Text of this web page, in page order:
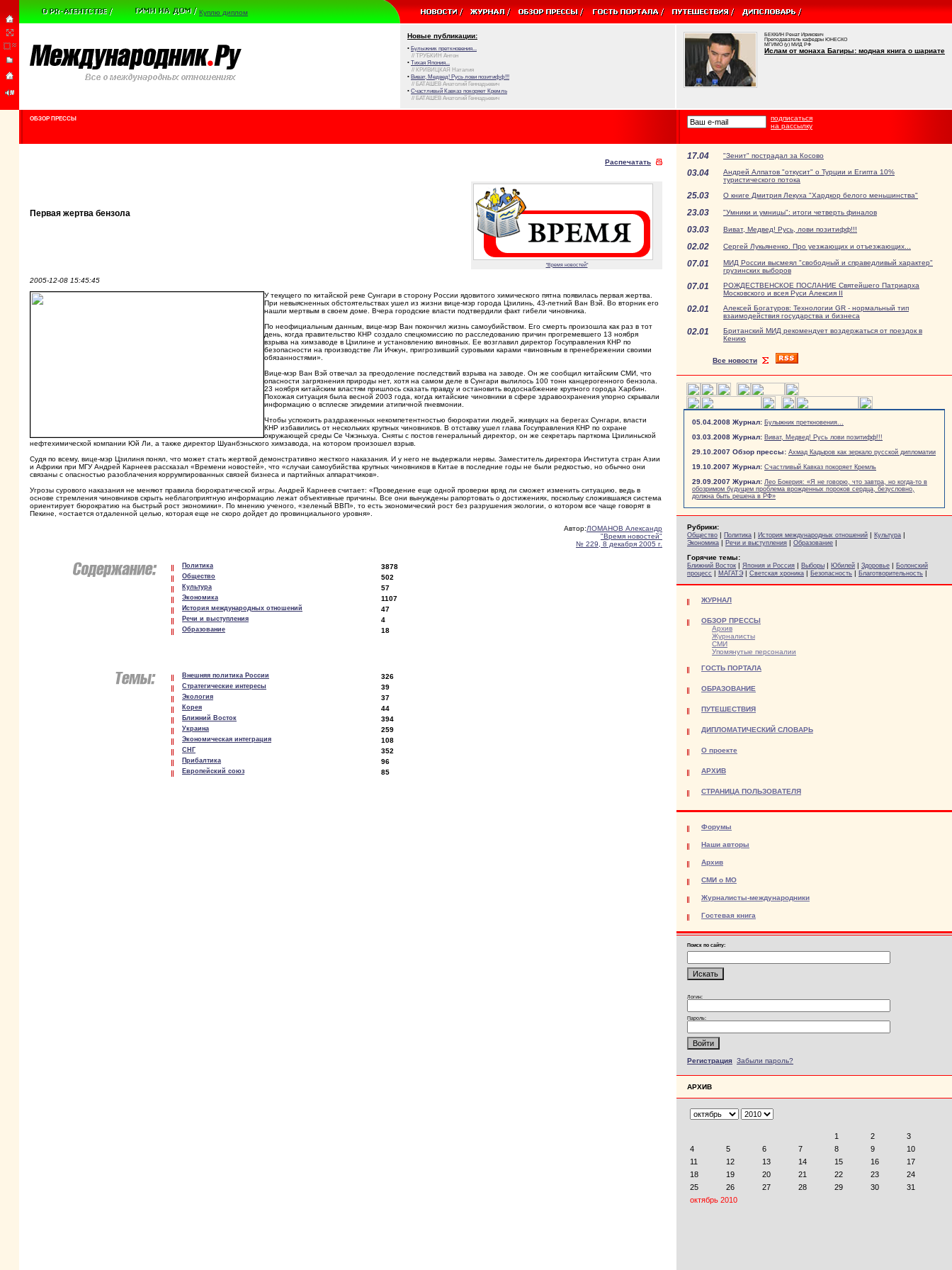
Куплю диплом
Новые публикации:
• Булыжник преткновения...
// ТРУБКИН Антон
• Тихая Япония...
// КРИВИЦКАЯ Наталия
• Виват, Медвед! Русь лови позитифф!!!
// БАТАШЕВ Анатолий Геннадьевич
• Счастливый Кавказ покоряет Кремль
// БАТАШЕВ Анатолий Геннадьевич
БЕККИН Ренат Ирикович
Преподаватель кафедры ЮНЕСКО
МГИМО (у) МИД РФ
Ислам от монаха Багиры: модная книга о шариате
ОБЗОР ПРЕССЫ
подписаться
на рассылку
Распечатать
Первая жертва бензола
"Время новостей"
2005-12-08 15:45:45
У текущего по китайской реке Сунгари в сторону России ядовитого химического пятна появилась первая жертва.
При невыясненных обстоятельствах ушел из жизни вице-мэр города Цзилинь, 43-летний Ван Вэй. Во вторник его
нашли мертвым в своем доме. Вчера городские власти подтвердили факт гибели чиновника.
По неофициальным данным, вице-мэр Ван покончил жизнь самоубийством. Его смерть произошла как раз в тот
день, когда правительство КНР создало спецкомиссию по расследованию причин прогремевшего 13 ноября
взрыва на химзаводе в Цзилине и установлению виновных. Ее возглавил директор Госуправления КНР по
безопасности на производстве Ли Ичжун, пригрозивший суровыми карами «виновным в пренебрежении своими
обязанностями».
Вице-мэр Ван Вэй отвечал за преодоление последствий взрыва на заводе. Он же сообщил китайским СМИ, что
опасности загрязнения природы нет, хотя на самом деле в Сунгари вылилось 100 тонн канцерогенного бензола.
23 ноября китайским властям пришлось сказать правду и остановить водоснабжение крупного города Харбин.
Похожая ситуация была весной 2003 года, когда китайские чиновники в сфере здравоохранения упорно скрывали
информацию о всплеске эпидемии атипичной пневмонии.
Чтобы успокоить раздраженных некомпетентностью бюрократии людей, живущих на берегах Сунгари, власти
КНР избавились от нескольких крупных чиновников. В отставку ушел глава Госуправления КНР по охране
окружающей среды Се Чжэньхуа. Сняты с постов генеральный директор, он же секретарь парткома Цзилиньской
нефтехимической компании Юй Ли, а также директор Шуанбэньского химзавода, на котором произошел взрыв.
Судя по всему, вице-мэр Цзилиня понял, что может стать жертвой демонстративно жесткого наказания. И у него не выдержали нервы. Заместитель директора Института стран Азии
и Африки при МГУ Андрей Карнеев рассказал «Времени новостей», что «случаи самоубийства крупных чиновников в Китае в последние годы не были редкостью, но обычно они
связаны с опасностью разоблачения коррумпированных связей бизнеса и партийных аппаратчиков».
Угрозы сурового наказания не меняют правила бюрократической игры. Андрей Карнеев считает: «Проведение еще одной проверки вряд ли сможет изменить ситуацию, ведь в
основе стремления чиновников скрыть неблагоприятную информацию лежат объективные причины. Все они вынуждены рапортовать о достижениях, поскольку сложившаяся система
ориентирует бюрократию на быстрый рост экономики». По мнению ученого, «зеленый ВВП», то есть экономический рост без разрушения экологии, о котором все чаще говорят в
Пекине, «остается отдаленной целью, которая еще не скоро дойдет до провинциального уровня».
Автор:ЛОМАНОВ Александр
"Время новостей"
№ 229, 8 декабря 2005 г.
Политика 3878
Общество 502
Культура 57
Экономика 1107
История международных отношений 47
Речи и выступления 4
Образование 18
Внешняя политика России 326
Стратегические интересы 39
Экология 37
Корея 44
Ближний Восток 394
Украина 259
Экономическая интеграция 108
СНГ 352
Прибалтика 96
Европейский союз 85
17.04 "Зенит" пострадал за Косово
03.04
Андрей Алпатов "откусит" о Турции и Египта 10%
туристического потока
25.03 О книге Дмитрия Лекуха "Хардкор белого меньшинства"
23.03 "Умники и умницы": итоги четверть финалов
03.03 Виват, Медвед! Русь, лови позитифф!!!
02.02 Сергей Лукьяненко. Про уезжающих и отъезжающих...
07.01
МИД России высмеял "свободный и справедливый характер"
грузинских выборов
07.01
РОЖДЕСТВЕНСКОЕ ПОСЛАНИЕ Святейшего Патриарха
Московского и всея Руси Алексия II
02.01
Алексей Богатуров: Технологии GR - нормальный тип
взаимодействия государства и бизнеса
02.01
Британский МИД рекомендует воздержаться от поездок в
Кению
Все новости
05.04.2008 Журнал: Булыжник преткновения...
03.03.2008 Журнал: Виват, Медвед! Русь лови позитифф!!!
29.10.2007 Обзор прессы: Ахмад Кадыров как зеркало русской дипломатии
19.10.2007 Журнал: Счастливый Кавказ покоряет Кремль
29.09.2007 Журнал: Лео Бокерия: «Я не говорю, что завтра, но когда-то в
обозримом будущем проблема врожденных пороков сердца, безусловно,
должна быть решена в РФ»
Рубрики:
Общество | Политика | История международных отношений | Культура |
Экономика | Речи и выступления | Образование |
Горячие темы:
Ближний Восток | Япония и Россия | Выборы | Юбилей | Здоровье | Болонский
процесс | МАГАТЭ | Светская хроника | Безопасность | Благотворительность |
ЖУРНАЛ
ОБЗОР ПРЕССЫ
Архив
Журналисты
СМИ
Упомянутые персоналии
ГОСТЬ ПОРТАЛА
ОБРАЗОВАНИЕ
ПУТЕШЕСТВИЯ
ДИПЛОМАТИЧЕСКИЙ СЛОВАРЬ
О проекте
АРХИВ
СТРАНИЦА ПОЛЬЗОВАТЕЛЯ
Форумы
Наши авторы
Архив
СМИ о МО
Журналисты-международники
Гостевая книга
Поиск по сайту:
Логин:
Пароль:
Регистрация Забыли пароль?
АРХИВ